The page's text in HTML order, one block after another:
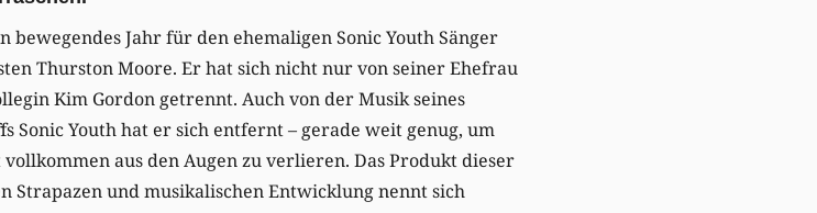
bewegendes Jahr für den ehemaligen Sonic Youth Sänger
Thurston Moore. Er hat sich nicht nur von seiner Ehefrau
Kim Gordon getrennt. Auch von der Musik seines
Sonic Youth hat er sich entfernt – gerade weit genug, um
vollkommen aus den Augen zu verlieren. Das Produkt dieser
Strapazen und musikalischen Entwicklung nennt sich